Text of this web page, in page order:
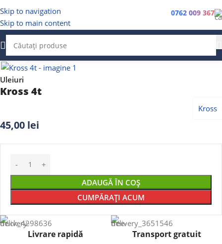
Skip to navigation
Skip to main content
0762 009 367
Faceți clic pentru a mări
Uleiuri
Kross 4t
Kross
45,00 lei
ADAUGĂ ÎN COȘ
CUMPĂRAȚI ACUM
Livrare rapidă Transport gratuit